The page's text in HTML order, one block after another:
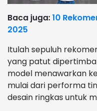
Baca juga:10
2025
Itulah sepuluh
yang patut
model menawarkan
mulai dari performa
desain ringkas untuk